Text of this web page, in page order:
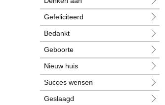
Gefeliciteerd
Bedankt
Geboorte
Nieuw huis
Succes wensen
Geslaagd